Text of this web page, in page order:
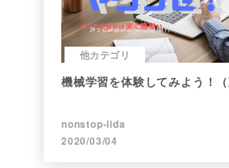
他カテゴリ
機械学習を体験してみよう！（
nonstop-iida
2020/03/04